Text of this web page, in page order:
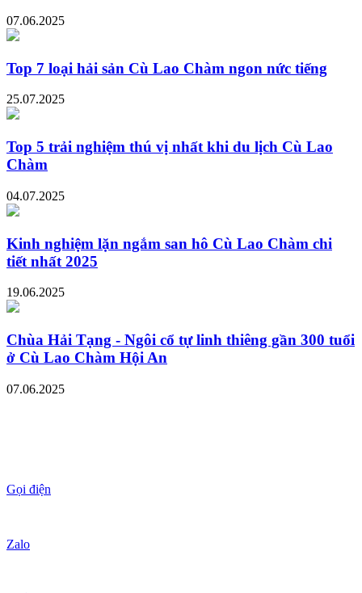
07.06.2025
Top 7 loại hải sản Cù Lao Chàm ngon nức tiếng
25.07.2025
Top 5 trải nghiệm thú vị nhất khi du lịch Cù Lao
Chàm
04.07.2025
Kinh nghiệm lặn ngắm san hô Cù Lao Chàm chi
tiết nhất 2025
19.06.2025
Chùa Hải Tạng - Ngôi cổ tự linh thiêng gần 300 tuổi
ở Cù Lao Chàm Hội An
07.06.2025
Gọi điện
Zalo